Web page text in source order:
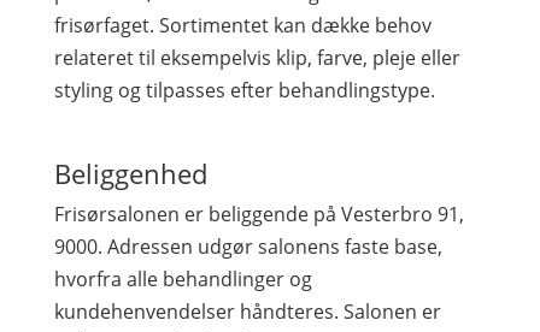
frisørfaget. Sortimentet kan dække behov
relateret til eksempelvis klip, farve, pleje eller
styling og tilpasses efter behandlingstype.
Beliggenhed
Frisørsalonen er beliggende på Vesterbro 91,
9000. Adressen udgør salonens faste base,
hvorfra alle behandlinger og
kundehenvendelser håndteres. Salonen er